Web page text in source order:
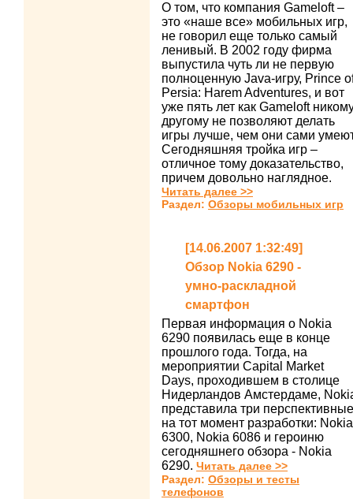
О том, что компания Gameloft –
это «наше все» мобильных игр,
не говорил еще только самый
ленивый. В 2002 году фирма
выпустила чуть ли не первую
полноценную Java-игру, Prince
Persia: Harem Adventures, и вот
уже пять лет как Gameloft
другому не позволяют делать
игры лучше, чем они сами
Сегодняшняя тройка игр –
отличное тому доказательство,
причем довольно наглядное.
Читать далее >>
Раздел: Обзоры мобильных игр
[14.06.2007 1:32:49]
Обзор Nokia 6290 -
умно-раскладной
смартфон
Первая информация о Nokia
6290 появилась еще в конце
прошлого года. Тогда, на
мероприятии Capital Market
Days, проходившем в столице
Нидерландов Амстердаме,
представила три перспективные
на тот момент разработки: Nokia
6300, Nokia 6086 и героиню
сегодняшнего обзора - Nokia
6290. Читать далее >>
Раздел: Обзоры и тесты
телефонов